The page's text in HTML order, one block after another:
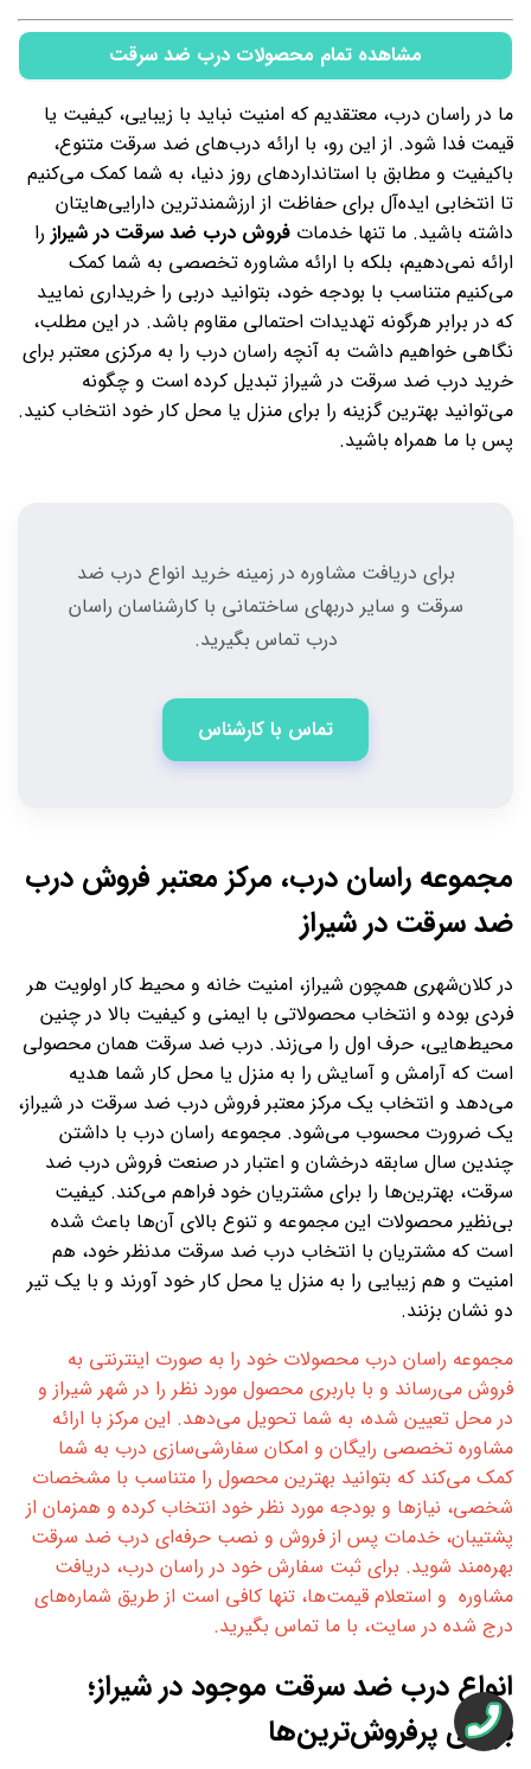
مشاهده تمام محصولات درب ضد سرقت
ما در راسان درب، معتقدیم که امنیت نباید با زیبایی، کیفیت یا
قیمت فدا شود. از این رو، با ارائه درب‌های ضد سرقت متنوع،
باکیفیت و مطابق با استانداردهای روز دنیا، به شما کمک می‌کنیم
تا انتخابی ایده‌آل برای حفاظت از ارزشمندترین دارایی‌هایتان
داشته باشید. ما تنها خدمات فروش درب ضد سرقت در شیراز را
ارائه نمی‌دهیم، بلکه با ارائه مشاوره تخصصی به شما کمک
می‌کنیم متناسب با بودجه خود، بتوانید دربی را خریداری نمایید
که در برابر هرگونه تهدیدات احتمالی مقاوم باشد. در این مطلب،
نگاهی خواهیم داشت به آنچه راسان درب را به مرکزی معتبر برای
خرید درب ضد سرقت در شیراز تبدیل کرده است و چگونه
می‌توانید بهترین گزینه را برای منزل یا محل کار خود انتخاب کنید.
پس با ما همراه باشید.
برای دریافت مشاوره در زمینه خرید انواع درب ضد
سرقت و سایر دربهای ساختمانی با کارشناسان راسان
درب تماس بگیرید.
تماس با کارشناس
مجموعه راسان درب، مرکز معتبر فروش درب
ضد سرقت در شیراز
در کلان‌شهری همچون شیراز، امنیت خانه و محیط کار اولویت هر
فردی بوده و انتخاب محصولاتی با ایمنی و کیفیت بالا در چنین
محیط‌هایی، حرف اول را می‌زند. درب ضد سرقت همان محصولی
است که آرامش و آسایش را به منزل یا محل کار شما هدیه
می‌دهد و انتخاب یک مرکز معتبر فروش درب ضد سرقت در شیراز،
یک ضرورت محسوب می‌شود. مجموعه راسان درب با داشتن
چندین سال سابقه درخشان و اعتبار در صنعت فروش درب ضد
سرقت، بهترین‌ها را برای مشتریان خود فراهم می‌کند. کیفیت
بی‌نظیر محصولات این مجموعه و تنوع بالای آن‌ها باعث شده
است که مشتریان با انتخاب درب ضد سرقت مدنظر خود، هم
امنیت و هم زیبایی را به منزل یا محل کار خود آورند و با یک تیر
دو نشان بزنند.
مجموعه راسان درب محصولات خود را به صورت اینترنتی به
فروش می‌رساند و با باربری محصول مورد نظر را در شهر شیراز و
در محل تعیین شده، به شما تحویل می‌دهد. این مرکز با ارائه
مشاوره تخصصی رایگان و امکان سفارشی‌سازی درب به شما
کمک می‌کند که بتوانید بهترین محصول را متناسب با مشخصات
شخصی، نیازها و بودجه مورد نظر خود انتخاب کرده و همزمان از
پشتیبان، خدمات پس از فروش و نصب حرفه‌ای درب ضد سرقت
بهره‌مند شوید. برای ثبت سفارش خود در راسان درب، دریافت
مشاوره و استعلام قیمت‌ها، تنها کافی است از طریق شماره‌های
درج شده در سایت، با ما تماس بگیرید.
انواع درب ضد سرقت موجود در شیراز؛
بررسی پرفروش‌ترین‌ها